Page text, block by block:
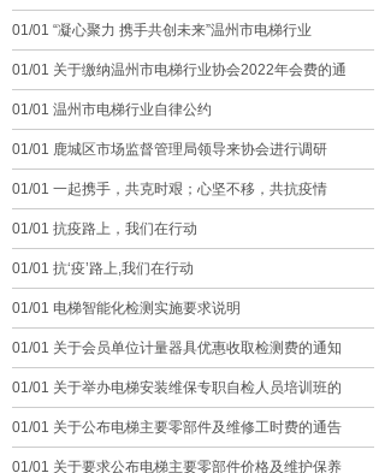
01/01 “凝心聚力 携手共创未来”温州市电梯行业
01/01 关于缴纳温州市电梯行业协会2022年会费的通
01/01 温州市电梯行业自律公约
01/01 鹿城区市场监督管理局领导来协会进行调研
01/01 一起携手，共克时艰；心坚不移，共抗疫情
01/01 抗疫路上，我们在行动
01/01 抗‘疫’路上,我们在行动
01/01 电梯智能化检测实施要求说明
01/01 关于会员单位计量器具优惠收取检测费的通知
01/01 关于举办电梯安装维保专职自检人员培训班的
01/01 关于公布电梯主要零部件及维修工时费的通告
01/01 关于要求公布电梯主要零部件价格及维护保养